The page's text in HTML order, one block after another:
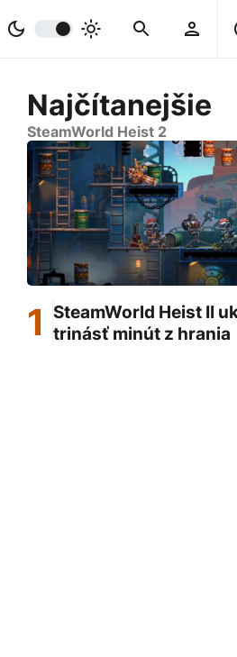
Najčítanejšie
SteamWorld Heist 2
SteamWorld Heist II
trinásť minút z hrania